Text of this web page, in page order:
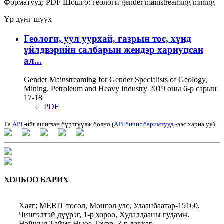
Форматууд: PDF Шошго: геологи gender mainstreaming mining
Үр дүнг шүүх
Геологи, уул уурхай, газрын тос, хүнд
үйлдвэрийн салбарын жендэр хариуцсан
ал...
Gender Mainstreaming for Gender Specialists of Geology,
Mining, Petroleum and Heavy Industry 2019 оны 6-р сарын
17-18
PDF
Та API -ийг ашиглан бүртгүүлж болно (API бичиг баримтууд -ээс харна уу).
ХОЛБОО БАРИХ
Хаяг: MERIT төсөл, Монгол улс, Улаанбаатар-15160,
Чингэлтэй дүүрэг, 1-р хороо, Худалдааны гудамж,